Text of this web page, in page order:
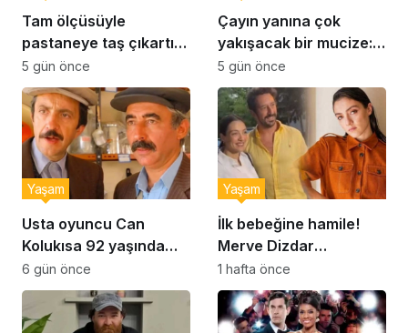
Tam ölçüsüyle
pastaneye taş çıkartır:
Şekerpare tarifi
5 gün önce
Çayın yanına çok
yakışacak bir mucize:
Brownie tadında ıslak
kurabiye tarifi…
5 gün önce
Usta oyuncu Can
Kolukısa 92 yaşında
hayatını kaybetti
Yaşam
6 gün önce
İlk bebeğine hamile!
Merve Dizdar
sessizliğini bozdu: ‘İsim
bulmak çok zor’
Yaşam
1 hafta önce